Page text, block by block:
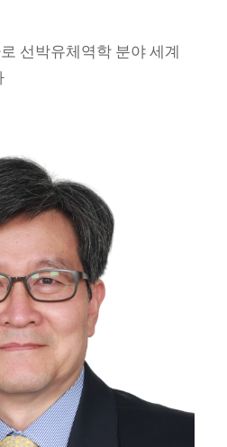
선박유체역학 분야 세계